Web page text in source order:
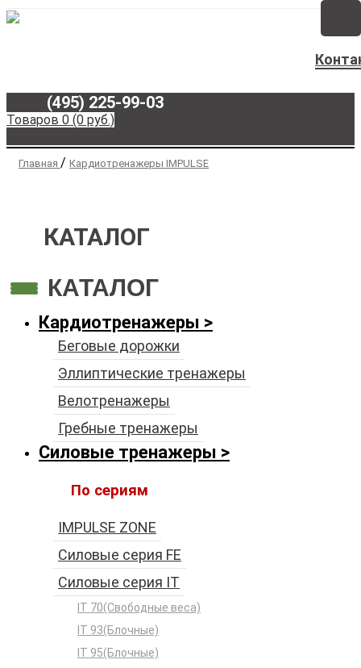
(495) 225-99-03
Товаров 0 (0 руб.)
Главная / Кардиотренажеры IMPULSE
КАТАЛОГ
КАТАЛОГ
Кардиотренажеры
Беговые дорожки
Эллиптические тренажеры
Велотренажеры
Гребные тренажеры
Силовые тренажеры
По сериям
IMPULSE ZONE
Силовые серия FE
Силовые серия IT
IT 70(Свободные веса)
IT 93(Блочные)
IT 95(Блочные)